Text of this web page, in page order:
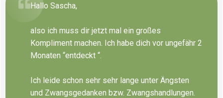
Hallo Sascha,
also ich muss dir jetzt mal ein großes
Kompliment machen. Ich habe dich vor ungefähr 2
Monaten “entdeckt “.
Ich leide schon sehr sehr lange unter Ängsten
und Zwangsgedanken bzw. Zwangshandlungen.